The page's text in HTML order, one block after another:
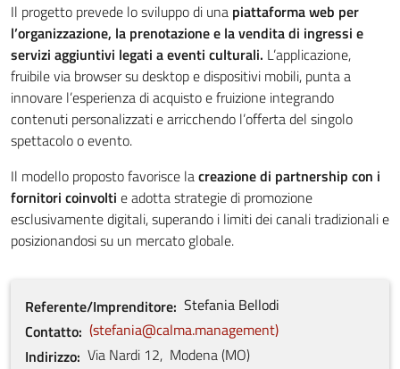
Il progetto prevede lo sviluppo di una piattaforma web per
l’organizzazione, la prenotazione e la vendita di ingressi e
servizi aggiuntivi legati a eventi culturali. L’applicazione,
fruibile via browser su desktop e dispositivi mobili, punta a
innovare l’esperienza di acquisto e fruizione integrando
contenuti personalizzati e arricchendo l’offerta del singolo
spettacolo o evento.
Il modello proposto favorisce lacreazione di partnership con i
fornitori coinvolti e adotta strategie di promozione
esclusivamente digitali, superando i limiti dei canali tradizionali e
posizionandosi su un mercato globale.
Referente/Imprenditore Stefania Bellodi
Contatto
stefania@calma.management
Indirizzo Via Nardi 12, Modena(MO)